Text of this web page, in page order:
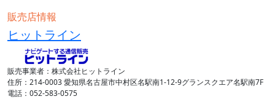
販売店情報
ヒットライン
販売事業者：株式会社ヒットライン
住所：214-0003 愛知県名古屋市中村区名駅南1-12-9グランスクエア名駅南7F
電話：052-583-0575